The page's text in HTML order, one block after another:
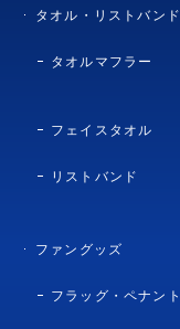
タオル・リストバンド
タオルマフラー
フェイスタオル
リストバンド
ファングッズ
フラッグ・ペナント